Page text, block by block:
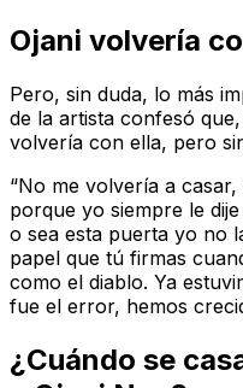
Ojani volvería
Pero, sin duda, lo más
de la artista confesó
volvería con ella, pero
“No me volvería a
porque yo siempre le dije
o sea esta puerta yo no
papel que tú firmas
como el diablo. Ya
fue el error, hemos
¿Cuándo se